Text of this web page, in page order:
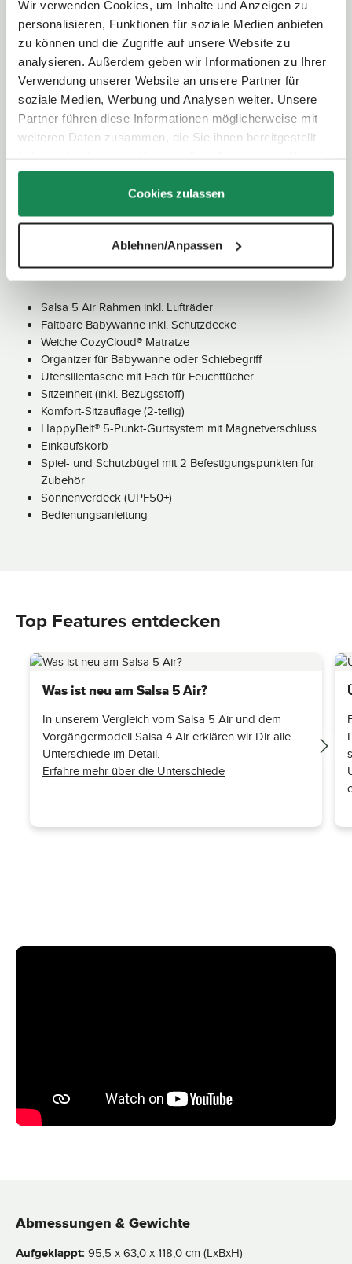
Wir verwenden Cookies, um Inhalte und Anzeigen zu
personalisieren, Funktionen für soziale Medien anbieten
zu können und die Zugriffe auf unsere Website zu
analysieren. Außerdem geben wir Informationen zu Ihrer
Verwendung unserer Website an unsere Partner für
soziale Medien, Werbung und Analysen weiter. Unsere
Partner führen diese Informationen möglicherweise mit
weiteren Daten zusammen, die Sie ihnen bereitgestellt
gesammelt haben.
Cookies zulassen
Ablehnen/Anpassen
Faltsystem: Zweihand-Falten
Art der Bereifung:Luftrad
Radgröße:Vorderrad: 24,5 cm / Hinterrad: 27,5 cm
Federung:Einzelrad-Federung mit Zusatzfederung an der
Hinterachse
Feststellbremse: Fußbedienung
Blickrichtung wählbar:Ja - umsetzbare Sitzeinheit
4-fach (bis in Liegeposition) verstellbar
Lieferumfang
Salsa 5 Air Rahmen inkl. Lufträder
Faltbare Babywanne inkl. Schutzdecke
Weiche CozyCloud® Matratze
Organizer für Babywanne oder Schiebegriff
Utensilientasche mit Fach für Feuchttücher
Sitzeinheit (inkl. Bezugsstoff)
Komfort-Sitzauflage (2-teilig)
HappyBelt® 5-Punkt-Gurtsystem mit Magnetverschluss
Einkaufskorb
Spiel- und Schutzbügel mit 2 Befestigungspunkten für
Zubehör
Sonnenverdeck (UPF50+)
Bedienungsanleitung
Top Features entdecken
Was ist neu am Salsa 5 Air?
In unserem Vergleich vom Salsa 5 Air und dem
Vorgängermodell Salsa 4 Air erklären wir Dir alle
Unterschiede im Detail.
Erfahre mehr über die Unterschiede
Abmessungen & Gewichte
Aufgeklappt: 95,5 x 63,0 x 118,0 cm (LxBxH)